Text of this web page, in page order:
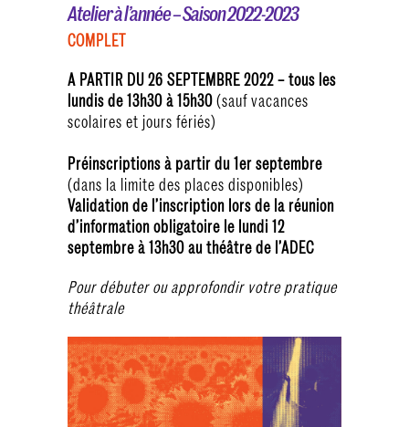
Atelier à l’année – Saison 2022-2023
COMPLET
A PARTIR DU 26 SEPTEMBRE 2022 – tous les
lundis de 13h30 à 15h30 (sauf vacances
scolaires et jours fériés)
Préinscriptions à partir du 1er septembre
(dans la limite des places disponibles)
Validation de l’inscription lors de la réunion
d’information obligatoire le lundi 12
septembre à 13h30 au théâtre de l’ADEC
Pour débuter ou approfondir votre pratique
théâtrale